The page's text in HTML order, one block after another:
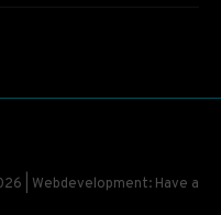
| Webdevelopment: Have a